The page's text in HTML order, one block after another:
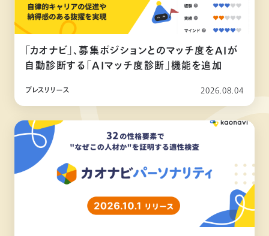
「カオナビ」、募集ポジションとのマッチ度をAIが
自動診断する「AIマッチ度診断」機能を追加
プレスリリース 2026.08.04